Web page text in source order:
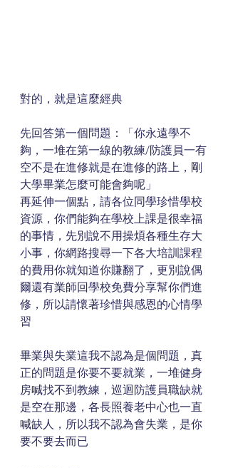
對的，就是這麼經典
先回答第一個問題：「你永遠學不
夠，一堆在第一線的教練/防護員一有
空不是在進修就是在進修的路上，剛
大學畢業怎麼可能會夠呢」
再延伸一個點，請各位同學珍惜學校
資源，你們能夠在學校上課是很幸福
的事情，先別說不用操煩各種生存大
小事，你網路搜尋一下各大培訓課程
的費用你就知道你賺翻了，更別說偶
爾還有業師回學校免費分享幫你們進
修，所以請懷著珍惜與感恩的心情學
習
畢業與失業這我不認為是個問題，真
正的問題是你要不要就業，一堆健身
房喊找不到教練，巡迴防護員職缺就
是空在那邊，各長照養老中心也一直
喊缺人，所以我不認為會失業，是你
要不要去而已